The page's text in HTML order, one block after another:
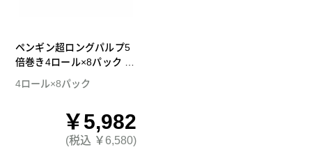
ペンギン超ロングパルプ5
倍巻き4ロール×8パック ダ
ブル トイレットペーパー
4ロール×8パック
￥5,982
(税込 ￥6,580)